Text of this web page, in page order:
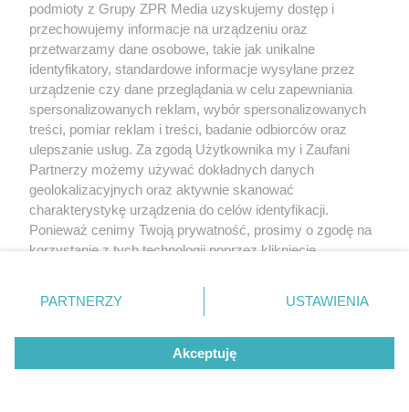
podmioty z Grupy ZPR Media uzyskujemy dostęp i
przechowujemy informacje na urządzeniu oraz
przetwarzamy dane osobowe, takie jak unikalne
identyfikatory, standardowe informacje wysyłane przez
urządzenie czy dane przeglądania w celu zapewniania
spersonalizowanych reklam, wybór spersonalizowanych
treści, pomiar reklam i treści, badanie odbiorców oraz
ulepszanie usług. Za zgodą Użytkownika my i Zaufani
Partnerzy możemy używać dokładnych danych
geolokalizacyjnych oraz aktywnie skanować
charakterystykę urządzenia do celów identyfikacji.
Ponieważ cenimy Twoją prywatność, prosimy o zgodę na
korzystanie z tych technologii poprzez kliknięcie
zmienić/wycofać klikając przycisk ustawień prywatności
znajdujący się w lewym dolnym rogu strony
rodzaje przetwarzania danych nie wymagają zgody
użytkownika, ale masz prawo sprzeciwić się takiemu
przetwarzaniu. Preferencje będą miały zastosowanie tylko
PARTNERZY USTAWIENIA
Akceptuję